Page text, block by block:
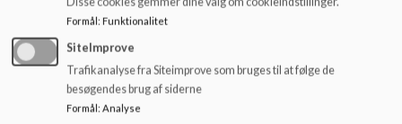
Michelle Lyskjær
Ledelsen
Formål: Funktionalitet
SiteImprove
Trafikanalyse fra Siteimprove som bruges til at følge de
besøgendes brug af siderne
Formål : Analyse